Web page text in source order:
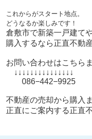
これからがスタート地点。
どうなるか楽しみです！
倉敷市で新築一戸建て
購入するなら正直不動
お問い合わせはこちら
↓↓↓↓↓↓↓↓↓↓↓↓↓↓↓
086−442−9925
不動産の売却から購入
正直にご案内する正直